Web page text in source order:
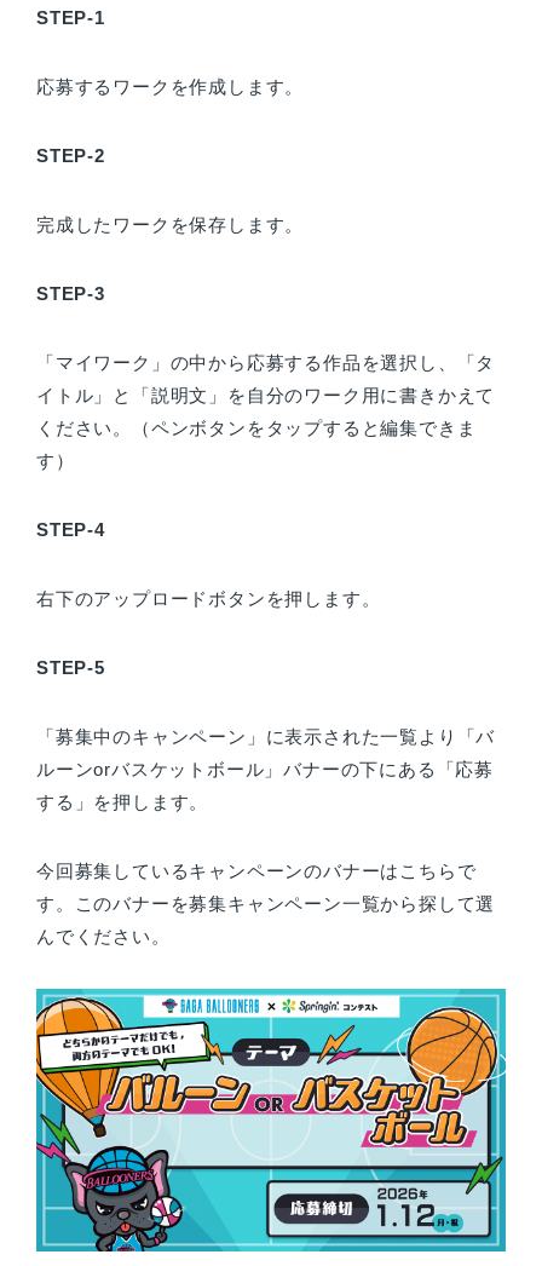
STEP-1
応募するワークを作成します。
STEP-2
完成したワークを保存します。
STEP-3
「マイワーク」の中から応募する作品を選択し、「タ
イトル」と「説明文」を自分のワーク用に書きかえて
ください。（ペンボタンをタップすると編集できま
す）
STEP-4
右下のアップロードボタンを押します。
STEP-5
「募集中のキャンペーン」に表示された一覧より「バ
ルーンorバスケットボール」バナーの下にある「応募
する」を押します。
今回募集しているキャンペーンのバナーはこちらで
す。このバナーを募集キャンペーン一覧から探して選
んでください。